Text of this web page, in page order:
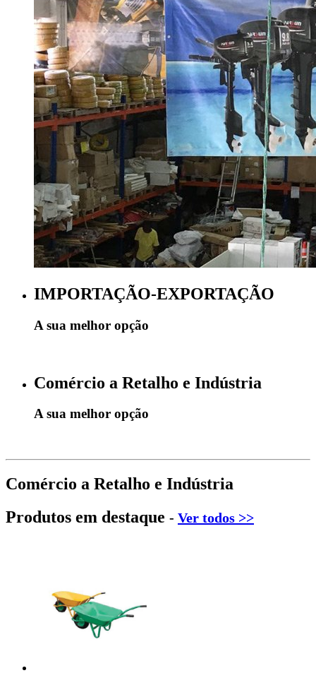
IMPORTAÇÃO-EXPORTAÇÃO
A sua melhor opção
Comércio a Retalho e Indústria
A sua melhor opção
Comércio a Retalho e Indústria
Produtos em destaque - Ver todos >>